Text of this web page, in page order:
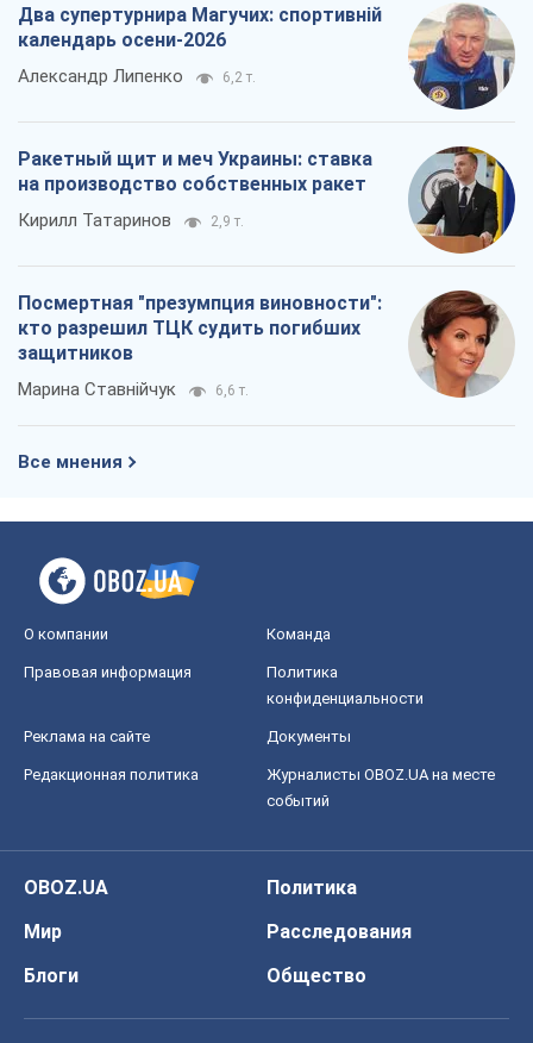
Два супертурнира Магучих: спортивній
календарь осени-2026
Александр Липенко 6,2 т.
Ракетный щит и меч Украины: ставка
на производство собственных ракет
Кирилл Татаринов 2,9 т.
Посмертная "презумпция виновности":
кто разрешил ТЦК судить погибших
защитников
Марина Ставнійчук 6,6 т.
Все мнения
О компании Команда
Правовая информация
Политика
конфиденциальности
Реклама на сайте Документы
Редакционная политика
Журналисты OBOZ.UA на месте
событий
OBOZ.UA
Политика
Мир
Расследования
Блоги
Общество